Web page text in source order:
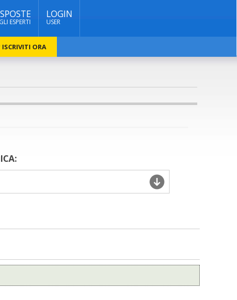
ESPERTI
LOGIN
USER
ORA